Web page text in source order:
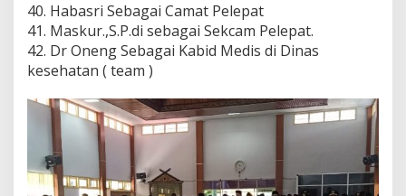
40. Habasri Sebagai Camat Pelepat
41. Maskur.,S.P.di sebagai Sekcam Pelepat.
42. Dr Oneng Sebagai Kabid Medis di Dinas
kesehatan ( team )